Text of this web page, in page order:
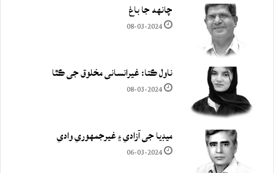
چانهه جا باغ
08-03-2024
ناول ڪتا: غيرانساني مخلوق جي ڪٿا
08-03-2024
ميڊيا جي آزادي ۽ غيرجمھوري وادي
06-03-2024